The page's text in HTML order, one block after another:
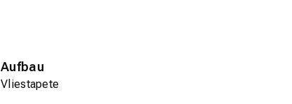
Aufbau
Vliestapete